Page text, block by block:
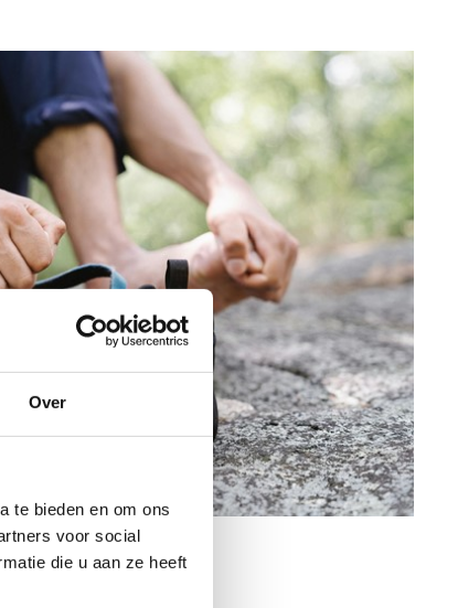
Over
te bieden en om ons
voor social
die u aan ze heeft